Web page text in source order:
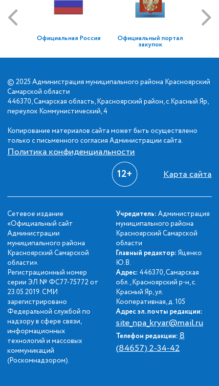
Официальная Россия Официальный портал
закупок
© 2025 Администрация муниципального района Красноярский
Самарской области
446370, Самарская область, Красноярский район, с.Красный Яр,
переулок Коммунистический, 4
Копирование материалов сайта может быть осуществлено
только с письменного согласия Администрации сайта.
Политика конфиденциальности
12+ Карта сайта
Сетевое издание
«Официальный сайт
Администрации
муниципального района
Красноярский Самарской
области».
Регистрационный номер
серии ЭЛ № ФС77-75772 от
23.05.2019. СМИ
зарегистрировано
Федеральной службой по
надзору в сфере связи,
информационных
технологий и массовых
коммуникаций
(Роскомнадзором).
Учредитель: Администрация
муниципального района
Красноярский Самарской
области
Главный редактор: Яценко
Ю.В.
Адрес: 446370, Самарская
обл., Красноярский р-н, с.
Красный Яр, ул.
Кооперативная, д. 105
Адрес эл. почты редакции:
site_npa_kryar@mail.ru
Телефон редакции:8
(84657) 2-34-42